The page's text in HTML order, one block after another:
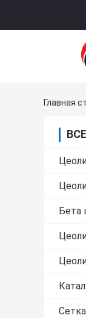
Главная
Бета